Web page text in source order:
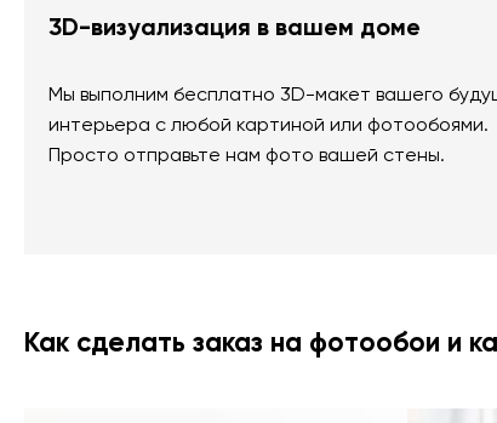
3D-визуализация в вашем доме
Мы выполним бесплатно 3D-макет вашего
интерьера с любой картиной или фотообоями.
Просто отправьте нам фото вашей стены.
Как сделать заказ на фотообои и